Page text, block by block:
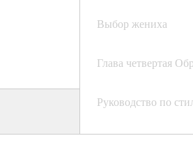
Выбор жениха
Глава четвертая
Руководство по